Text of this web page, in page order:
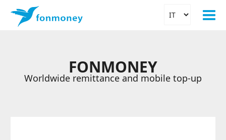
FONMONEY
Worldwide remittance and mobile top-up